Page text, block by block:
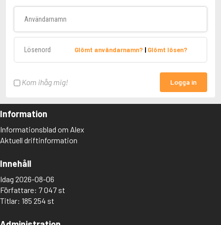
Glömt användarnamn? | Glömt lösen?
Kom ihåg mig! Logga in
Information
Informationsblad om Alex
Aktuell driftinformation
Innehåll
Idag 2026-08-06
Författare: 7 047 st
Titlar: 185 254 st